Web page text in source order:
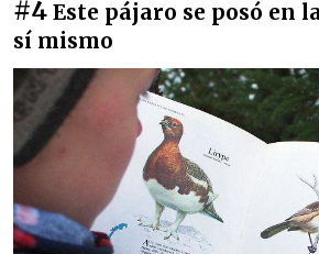
#4 Este pájaro se posó en
sí mismo